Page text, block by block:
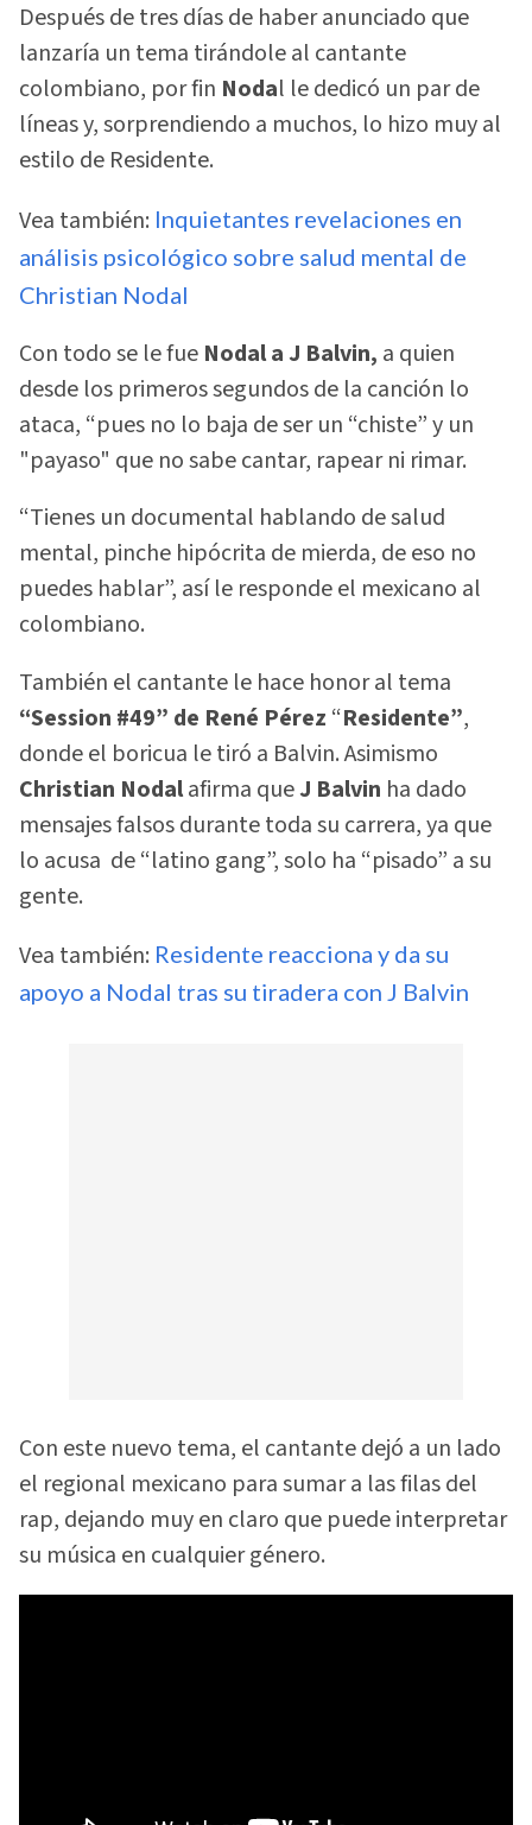
Después de tres días de haber anunciado que
lanzaría un tema tirándole al cantante
colombiano, por fin Nodal le dedicó un par de
líneas y, sorprendiendo a muchos, lo hizo muy al
estilo de Residente.
Vea también: Inquietantes revelaciones en
análisis psicológico sobre salud mental de
Christian Nodal
Con todo se le fue Nodal a J Balvin, a quien
desde los primeros segundos de la canción lo
ataca, “pues no lo baja de ser un “chiste” y un
"payaso" que no sabe cantar, rapear ni rimar.
“Tienes un documental hablando de salud
mental, pinche hipócrita de mierda, de eso no
puedes hablar”, así le responde el mexicano al
colombiano.
También el cantante le hace honor al tema
“Session #49” de René Pérez “Residente”,
donde el boricua le tiró a Balvin. Asimismo
Christian Nodalafirma queJ Balvin ha dado
mensajes falsos durante toda su carrera, ya que
lo acusa de “latino gang”, solo ha “pisado” a su
gente.
Vea también: Residente reacciona y da su
apoyo a Nodal tras su tiradera con J Balvin
Con este nuevo tema, el cantante dejó a un lado
el regional mexicano para sumar a las filas del
rap, dejando muy en claro que puede interpretar
su música en cualquier género.